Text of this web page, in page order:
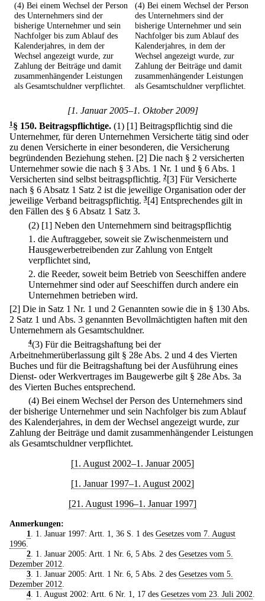
(4) Bei einem Wechsel der Person
des Unternehmers sind der
bisherige Unternehmer und sein
Nachfolger bis zum Ablauf des
Kalenderjahres, in dem der
Wechsel angezeigt wurde, zur
Zahlung der Beiträge und damit
zusammenhängender Leistungen
als Gesamtschuldner verpflichtet.
(4) Bei einem Wechsel der Person
des Unternehmers sind der
bisherige Unternehmer und sein
Nachfolger bis zum Ablauf des
Kalenderjahres, in dem der
Wechsel angezeigt wurde, zur
Zahlung der Beiträge und damit
zusammenhängender Leistungen
als Gesamtschuldner verpflichtet.
[1. Januar 2005–1. Oktober 2009]
1§ 150. Beitragspflichtige. (1) [1] Beitragspflichtig sind die
Unternehmer, für deren Unternehmen Versicherte tätig sind oder
zu denen Versicherte in einer besonderen, die Versicherung
begründenden Beziehung stehen. [2] Die nach § 2 versicherten
Unternehmer sowie die nach § 3 Abs. 1 Nr. 1 und § 6 Abs. 1
Versicherten sind selbst beitragspflichtig. 2[3] Für Versicherte
nach § 6 Absatz 1 Satz 2 ist die jeweilige Organisation oder der
jeweilige Verband beitragspflichtig. 3[4] Entsprechendes gilt in
den Fällen des § 6 Absatz 1 Satz 3.
(2) [1] Neben den Unternehmern sind beitragspflichtig
1. die Auftraggeber, soweit sie Zwischenmeistern und
Hausgewerbetreibenden zur Zahlung von Entgelt
verpflichtet sind,
2. die Reeder, soweit beim Betrieb von Seeschiffen andere
Unternehmer sind oder auf Seeschiffen durch andere ein
Unternehmen betrieben wird.
[2] Die in Satz 1 Nr. 1 und 2 Genannten sowie die in § 130 Abs.
2 Satz 1 und Abs. 3 genannten Bevollmächtigten haften mit den
Unternehmern als Gesamtschuldner.
4(3) Für die Beitragshaftung bei der
Arbeitnehmerüberlassung gilt § 28e Abs. 2 und 4 des Vierten
Buches und für die Beitragshaftung bei der Ausführung eines
Dienst- oder Werkvertrages im Baugewerbe gilt § 28e Abs. 3a
des Vierten Buches entsprechend.
(4) Bei einem Wechsel der Person des Unternehmers sind
der bisherige Unternehmer und sein Nachfolger bis zum Ablauf
des Kalenderjahres, in dem der Wechsel angezeigt wurde, zur
Zahlung der Beiträge und damit zusammenhängender Leistungen
als Gesamtschuldner verpflichtet.
[1. August 2002–1. Januar 2005]
[1. Januar 1997–1. August 2002]
[21. August 1996–1. Januar 1997]
Anmerkungen:
1
. 1. Januar 1997: Artt. 1, 36 S. 1 des Gesetzes vom 7. August
1996
2. 1. Januar 2005: Artt. 1 Nr. 6, 5 Abs. 2 des Gesetzes vom 5.
Dezember 2012
3. 1. Januar 2005: Artt. 1 Nr. 6, 5 Abs. 2 des Gesetzes vom 5.
Dezember 2012
4. 1. August 2002: Artt. 6 Nr. 1, 17 des Gesetzes vom 23. Juli 2002